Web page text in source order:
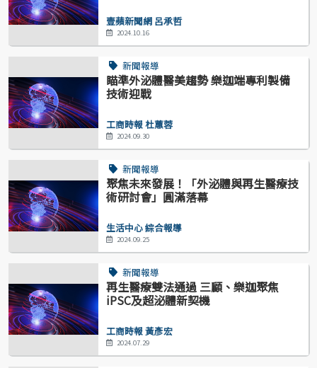
壹蘋新聞網 呂承哲
2024.10.16
新聞報導
瞄準外泌體醫美趨勢 樂迦端專利製備
技術迎戰
工商時報 杜蕙蓉
2024.09.30
新聞報導
聚焦未來發展！「外泌體與再生醫療技
術研討會」圓滿落幕
生活中心 綜合報導
2024.09.25
新聞報導
再生醫療雙法通過 三顧、樂迦聚焦
iPSC及超泌體新契機
工商時報 黃彥宏
2024.07.29